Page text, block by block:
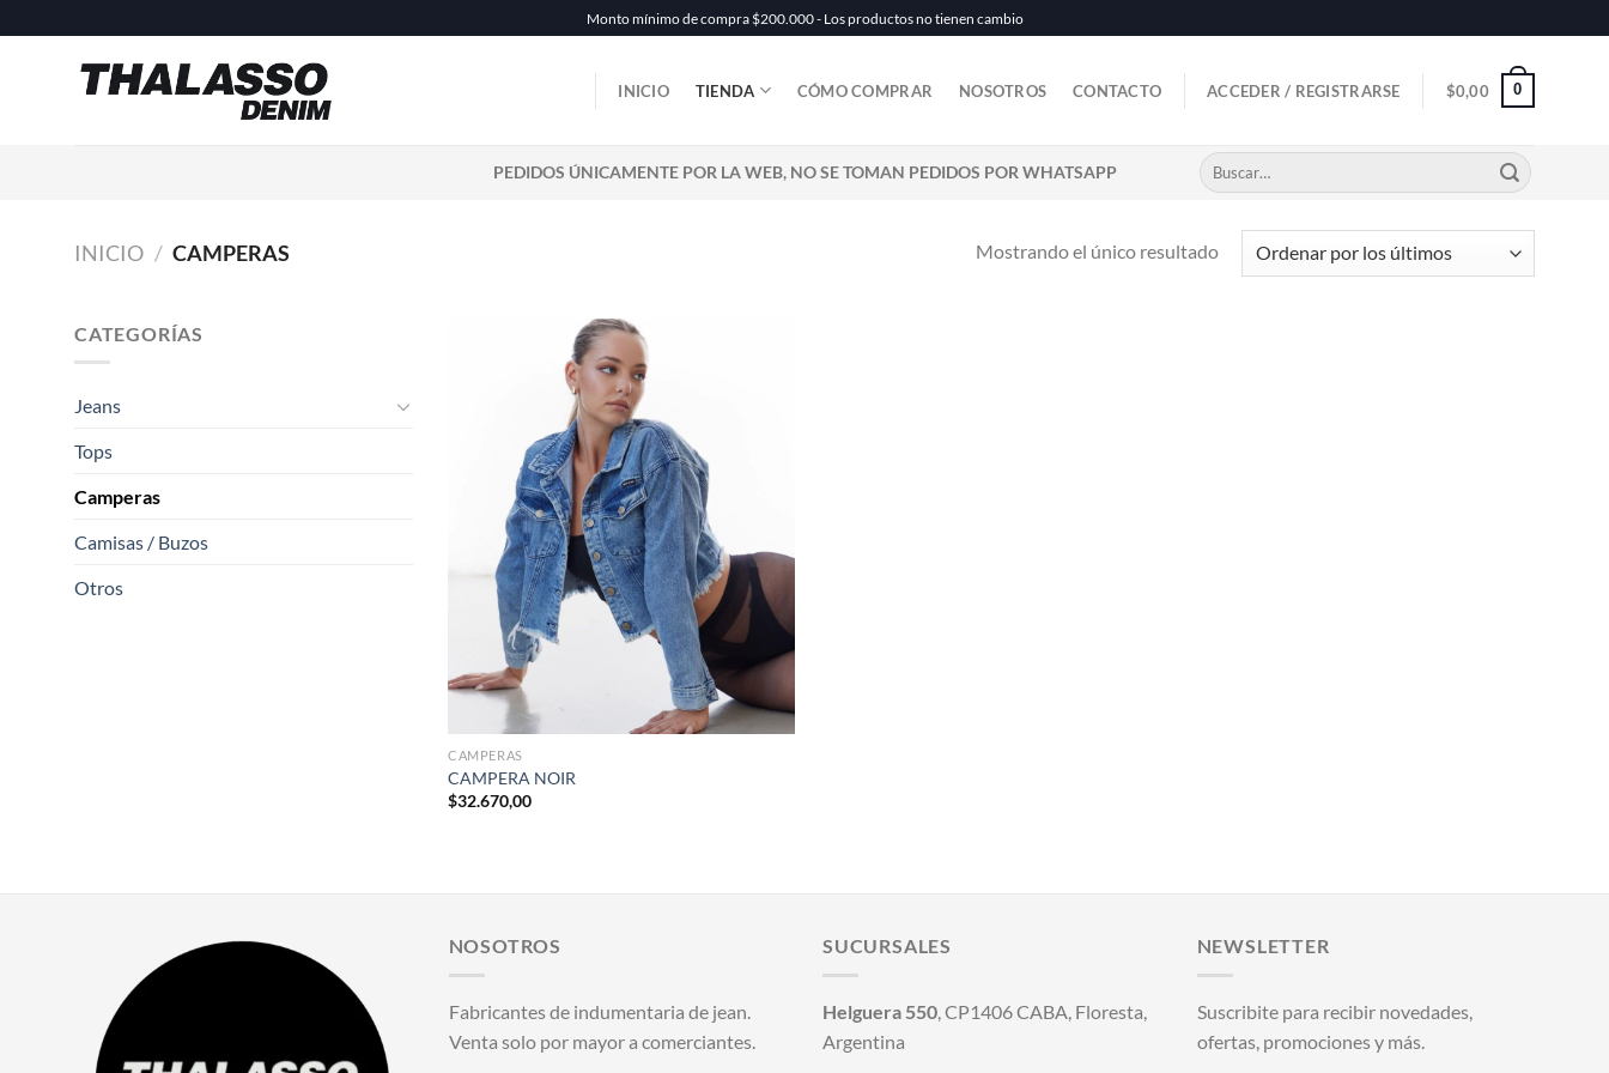
al
contenido
Monto mínimo de compra $200.000 - Los productos no tienen cambio
INICIO TIENDA CÓMO COMPRAR NOSOTROS CONTACTO ACCEDER / REGISTRARSE $0,00 0
PEDIDOS ÚNICAMENTE POR LA WEB, NO SE TOMAN PEDIDOS POR WHATSAPP
Buscar
por:
INICIO / CAMPERAS Mostrando el único resultado
CATEGORÍAS
Jeans
Tops
Camperas
Camisas / Buzos
Otros
CAMPERAS
CAMPERA NOIR
$32.670,00
NOSOTROS
Fabricantes de indumentaria de jean.
Venta solo por mayor a comerciantes.
SUCURSALES
Helguera 550 , CP1406 CABA, Floresta,
Argentina
NEWSLETTER
Suscribite para recibir novedades,
ofertas, promociones y más.